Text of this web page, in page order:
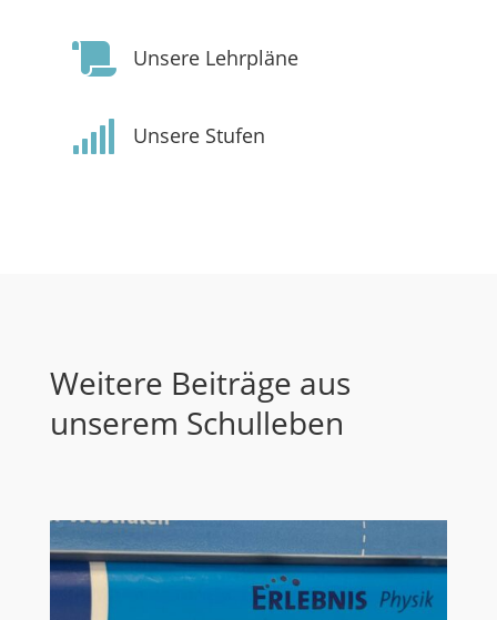
 Unsere Lehrpläne
 Unsere Stufen
Weitere Beiträge aus
unserem Schulleben